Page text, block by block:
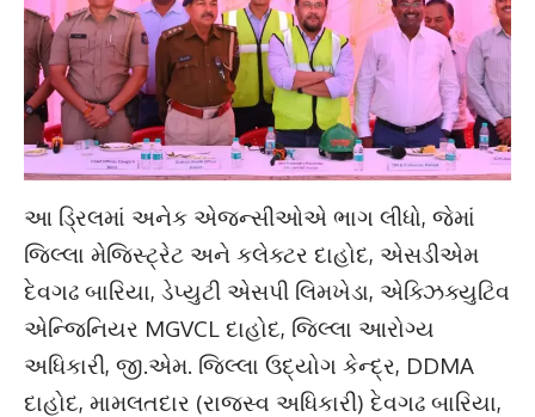
આ ડ્રિલમાં અનેક એજન્સીઓએ ભાગ લીધો, જેમાં
જિલ્લા મેજિસ્ટ્રેટ અને કલેક્ટર દાહોદ, એસડીએમ
દેવગઢ બારિયા, ડેપ્યુટી એસપી લિમખેડા, એક્ઝિક્યુટિવ
એન્જિનિયર MGVCL દાહોદ, જિલ્લા આરોગ્ય
અધિકારી, જી.એમ. જિલ્લા ઉદ્યોગ કેન્દ્ર, DDMA
દાહોદ, મામલતદાર (રાજસ્વ અધિકારી) દેવગઢ બારિયા,